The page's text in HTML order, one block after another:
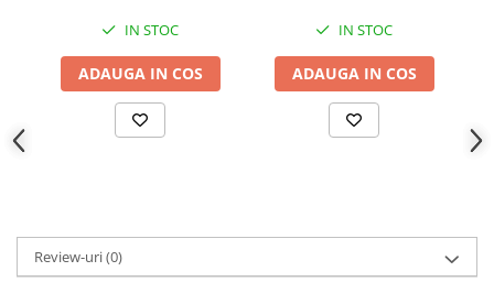
IN STOC
ADAUGA IN COS
IN STOC
ADAUGA IN COS
Review-uri(0)